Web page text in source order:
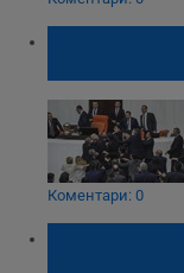
Коментари: 0